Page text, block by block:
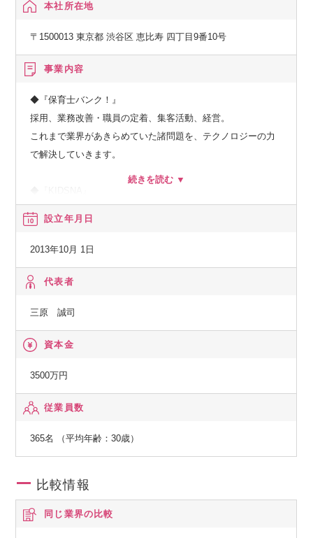
本社所在地
〒1500013 東京都 渋谷区 恵比寿 四丁目9番10号
事業内容
◆『保育士バンク！』
採用、業務改善・職員の定着、集客活動、経営。
これまで業界があきらめていた諸問題を、テクノロジーの力
で解決していきます。
通じ多様な選択肢を提供しながら、子どもとの生活をより充
実したものにするサービスです。
◆『おもてなしHR』
て将来に渡り活力ある地域社会を構築していくために、地方
の重要産業である観光業界を支援します。
◆『hospitality Careers』
争力を強化します。
開を通して確立した解決策を、日本と同様の課題に直面する
回していくことを目的としています。
設立年月日
2013年10月 1日
代表者
三原 誠司
資本金
3500万円
従業員数
365名 （平均年齢：30歳）
比較情報
同じ業界の比較